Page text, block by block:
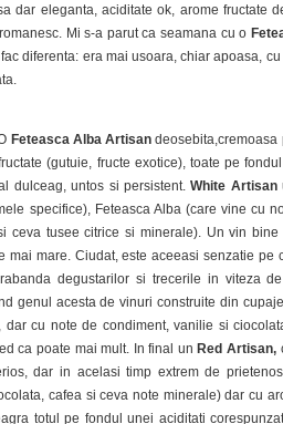
dar eleganta, aciditate ok, arome fructate
Mi s-a parut ca seamana cu o
diferenta: era mai usoara, chiar apoasa,
Feteasca Alba Artisandeosebita,cremoasa
(gutuie, fructe exotice), toate pe
dulceag, untos si persistent.White Artisan
specifice), Feteasca Alba (care vine cu
ceva tusee citrice si minerale). Un vin
mai mare. Ciudat, este aceeasi senzatie pe
degustarilor si trecerile in viteza
genul acesta de vinuri construite din
dar cu note de condiment, vanilie si
ca poate mai mult. In final unRed Artisan,
dar in acelasi timp extrem de
cafea si ceva note minerale) dar cu
totul pe fondul unei aciditati